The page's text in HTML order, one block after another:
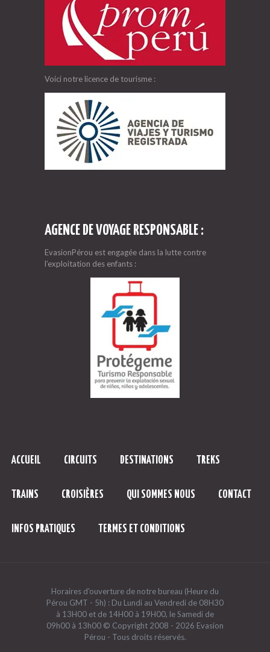
Voici notre licence de tourisme :
AGENCE DE VOYAGE RESPONSABLE :
EvasionPérou est engagée dans la lutte contre
l’exploitation des enfants :
ACCUEIL CIRCUITS DESTINATIONS TREKS
TRAINS CROISIÈRES QUI SOMMES NOUS CONTACT
INFOS PRATIQUES TERMES ET CONDITIONS
Horaires d'ouverture de notre bureau (Heure du
Pérou GMT - 5h) : Du Lundi au Vendredi de 08H30
à 13H00 et de 14H00 à 19H00, le Samedi de
09h00 à 13h00 © Copyright 2008 - 2026 Evasion
Pérou - Tous droits réservés.